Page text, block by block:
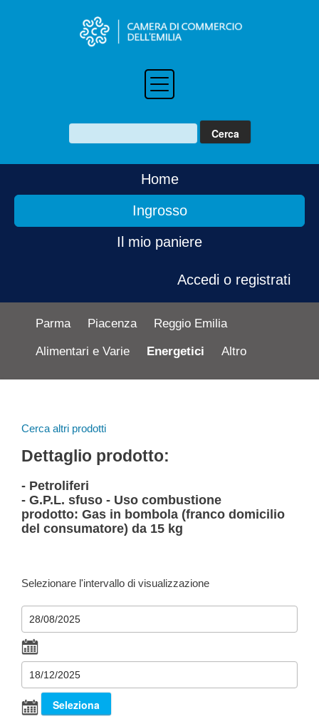
Home
Ingrosso
Il mio paniere
Accedi o registrati
Parma Piacenza Reggio Emilia
Alimentari e Varie Energetici Altro
Cerca altri prodotti
Dettaglio prodotto:
- Petroliferi
- G.P.L. sfuso - Uso combustione
prodotto: Gas in bombola (franco domicilio
del consumatore) da 15 kg
Selezionare l'intervallo di visualizzazione